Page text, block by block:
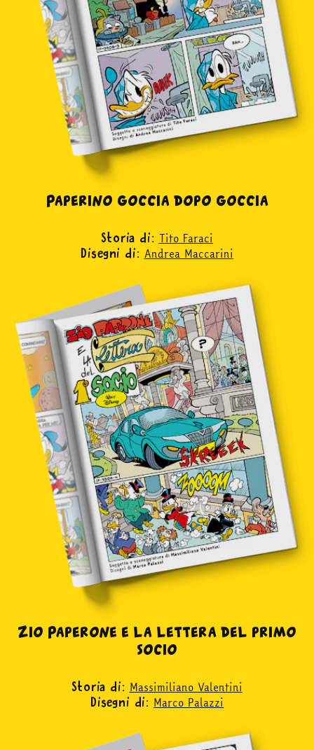
Paperino goccia dopo goccia
Storia di: Tito Faraci
Disegni di: Andrea Maccarini
Zio Paperone e la lettera del primo
socio
Storia di: Massimiliano Valentini
Disegni di: Marco Palazzi